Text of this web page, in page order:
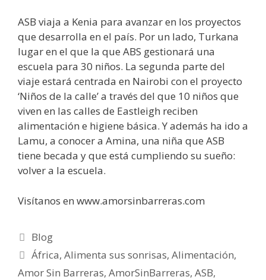
ASB viaja a Kenia para avanzar en los proyectos
que desarrolla en el país. Por un lado, Turkana
lugar en el que la que ABS gestionará una
escuela para 30 niños. La segunda parte del
viaje estará centrada en Nairobi con el proyecto
‘Niños de la calle’ a través del que 10 niños que
viven en las calles de Eastleigh reciben
alimentación e higiene básica. Y además ha ido a
Lamu, a conocer a Amina, una niña que ASB
tiene becada y que está cumpliendo su sueño:
volver a la escuela.
Visítanos en www.amorsinbarreras.com
Blog
África,Alimenta sus sonrisas,Alimentación,
Amor Sin Barreras, AmorSinBarreras, ASB,